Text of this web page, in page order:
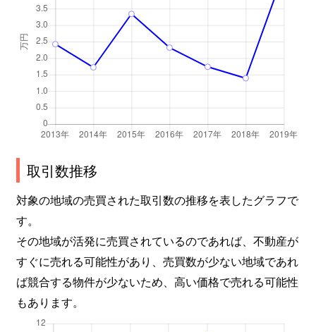
取引数推移
対象の地域の売買された取引数の推移を表したグラフで
す。
その地域が活発に売買されているのであれば、不動産が
すぐに売れる可能性があり、売買数が少ない地域であれ
ば競合する物件が少ないため、高い価格で売れる可能性
もあります。